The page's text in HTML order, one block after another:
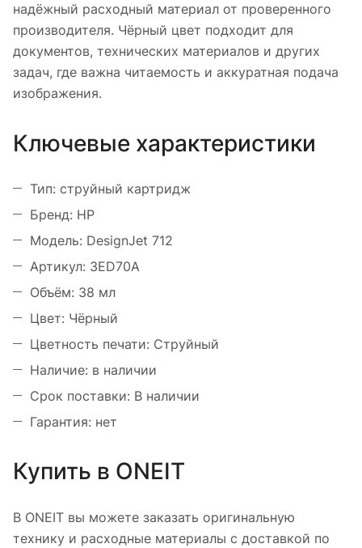
надёжный расходный материал от проверенного
производителя. Чёрный цвет подходит для
документов, технических материалов и других
задач, где важна читаемость и аккуратная подача
изображения.
Ключевые характеристики
Тип: струйный картридж
Бренд: HP
Модель: DesignJet 712
Артикул: 3ED70A
Объём: 38 мл
Цвет: Чёрный
Цветность печати: Струйный
Наличие: в наличии
Срок поставки: В наличии
Гарантия: нет
Купить в ONEIT
В ONEIT вы можете заказать оригинальную
технику и расходные материалы с доставкой по